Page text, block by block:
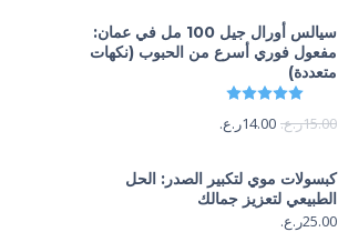
سيالس أورال جيل 100 مل في عمان:
مفعول فوري أسرع من الحبوب (نكهات
متعددة)
15.00ر.ع. 14.00ر.ع.
كبسولات موي لتكبير الصدر: الحل
الطبيعي لتعزيز جمالك
25.00ر.ع.